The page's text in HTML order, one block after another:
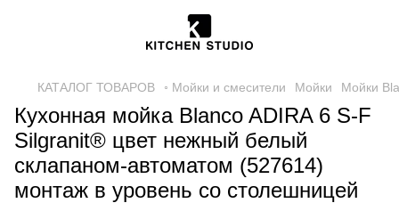
КАТАЛОГ ТОВАРОВ ◦ Мойки и смесители Мойки Мойки
Кухонная мойка Blanco ADIRA 6 S-F
Silgranit® цвет нежный белый
склапаном-автоматом (527614)
монтаж в уровень со столешницей